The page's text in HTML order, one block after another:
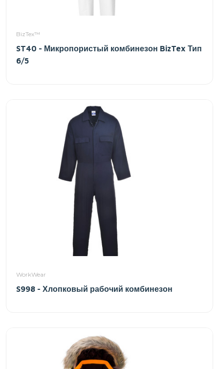
BizTex™
ST40 - Микропористый комбинезон BizTex Тип
6/5
WorkWear
S998 - Хлопковый рабочий комбинезон